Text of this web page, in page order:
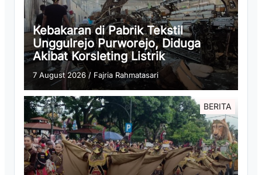
Kebakaran di Pabrik Tekstil
Unggulrejo Purworejo, Diduga
Akibat Korsleting Listrik
7 August 2026/ Fajria Rahmatasari
BERITA